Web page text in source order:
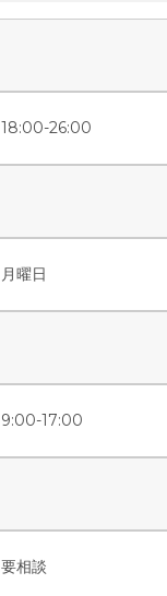
18:00-26:00
月曜日
9:00-17:00
要相談